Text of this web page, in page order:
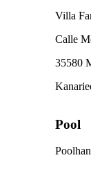
Villa
Calle
35580
Pool